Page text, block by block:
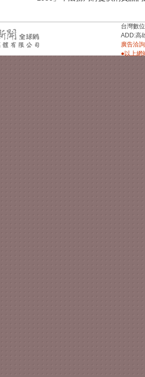
台灣數
ADD:高
廣告洽
●以上網